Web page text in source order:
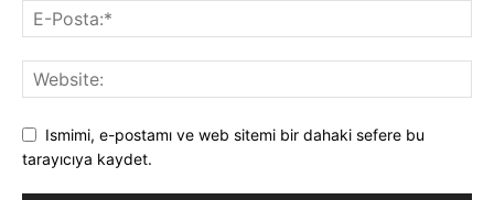
Ismimi, e-postamı ve web sitemi bir dahaki sefere bu
tarayıcıya kaydet.